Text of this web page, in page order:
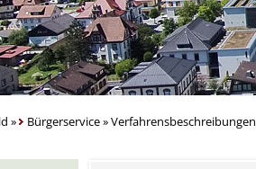
» Bürgerservice»Verfahrensbeschreibungen